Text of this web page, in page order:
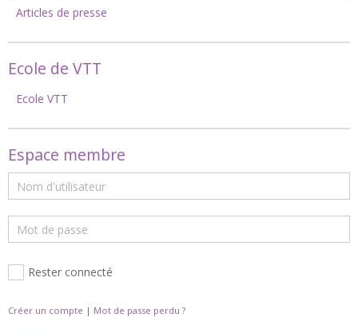
Articles de presse
Ecole de VTT
Ecole VTT
Espace membre
Rester connecté
Créer un compte | Mot de passe perdu ?